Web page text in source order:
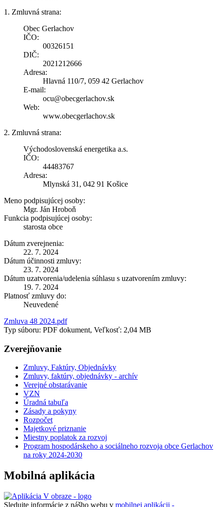
1. Zmluvná strana:
Obec Gerlachov
IČO:
00326151
DIČ:
2021212666
Adresa:
Hlavná 110/7, 059 42 Gerlachov
E-mail:
ocu@obecgerlachov.sk
Web:
www.obecgerlachov.sk
2. Zmluvná strana:
Východoslovenská energetika a.s.
IČO:
44483767
Adresa:
Mlynská 31, 042 91 Košice
Meno podpisujúcej osoby:
Mgr. Ján Hroboň
Funkcia podpisujúcej osoby:
starosta obce
Dátum zverejnenia:
22. 7. 2024
Dátum účinnosti zmluvy:
23. 7. 2024
Dátum uzatvorenia/udelenia súhlasu s uzatvorením zmluvy:
19. 7. 2024
Platnosť zmluvy do:
Neuvedené
Zmluva 48 2024.pdf
Typ súboru: PDF dokument, Veľkosť: 2,04 MB
Zverejňovanie
Zmluvy, Faktúry, Objednávky
Zmluvy, faktúry, objednávky - archív
Verejné obstarávanie
VZN
Úradná tabuľa
Zásady a pokyny
Rozpočet
Majetkové priznanie
Miestny poplatok za rozvoj
Program hospodárskeho a sociálneho rozvoja obce Gerlachov
na roky 2024-2030
Mobilná aplikácia
Sledujte informácie z nášho webu v mobilnej aplikácii -